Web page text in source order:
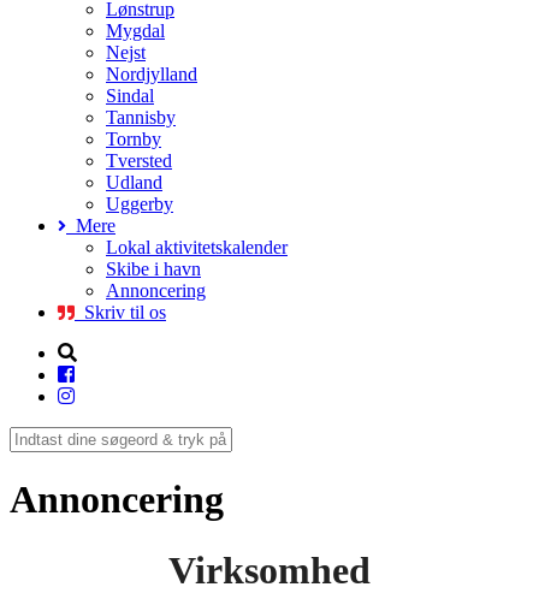
Lønstrup
Mygdal
Nejst
Nordjylland
Sindal
Tannisby
Tornby
Tversted
Udland
Uggerby
Mere
Lokal aktivitetskalender
Skibe i havn
Annoncering
Skriv til os
Annoncering
Virksomhed